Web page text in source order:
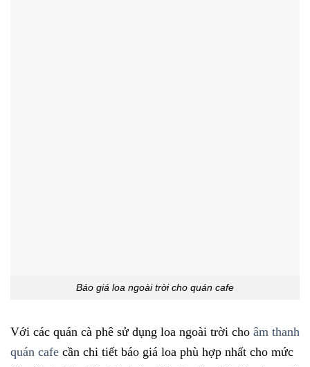
Báo giá loa ngoài trời cho quán cafe
Với các quán cà phê sử dụng loa ngoài trời cho âm thanh
quán cafe cần chi tiết báo giá loa phù hợp nhất cho mức